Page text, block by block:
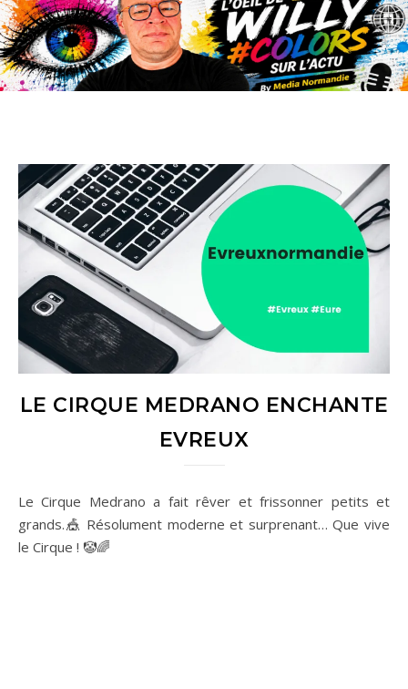
LE CIRQUE MEDRANO ENCHANTE
EVREUX
Le Cirque Medrano a fait rêver et frissonner petits et
grands.🎪 Résolument moderne et surprenant… Que vive
le Cirque ! 🤡🌈